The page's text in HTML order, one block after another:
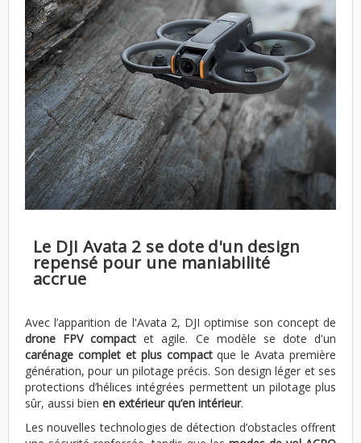
Le DJI Avata 2 se dote d'un design
repensé pour une maniabilité
accrue
Avec l’apparition de l'Avata 2, DJI optimise son concept de
drone FPV compact et agile. Ce modèle se dote d'un
carénage complet et plus compactque le Avata première
génération, pour un pilotage précis. Son design léger et ses
protections d’hélices intégrées permettent un pilotage plus
sûr, aussi bien en extérieur qu’en intérieur.
Les nouvelles technologies de détection d’obstacles offrent